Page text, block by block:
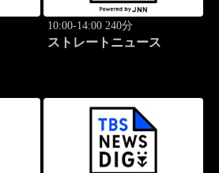
10:00-14:00 240分
ストレートニュース